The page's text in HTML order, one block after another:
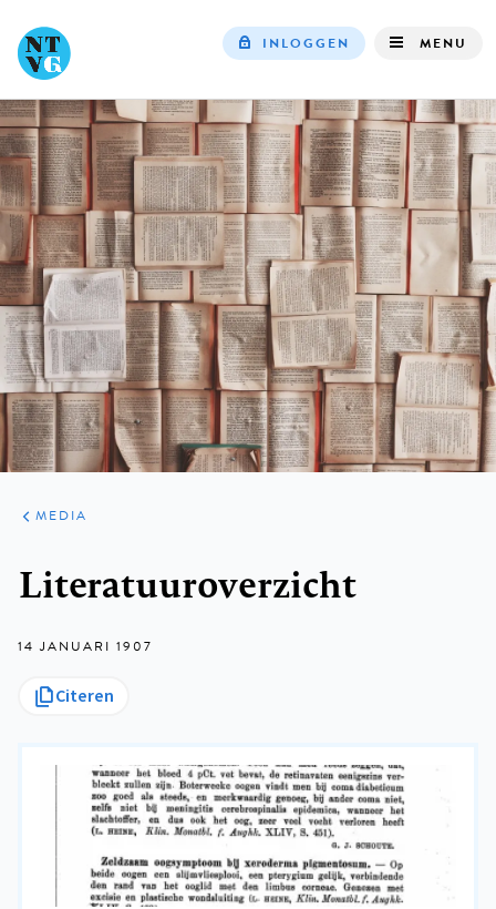
navigation
INLOGGEN MENU
ARTIKELEN
VARIA
MEDIA
Literatuuroverzicht
14 JANUARI 1907
Citeren